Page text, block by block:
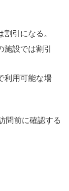
割引になる。
施設では割引
利用可能な場
問前に確認する